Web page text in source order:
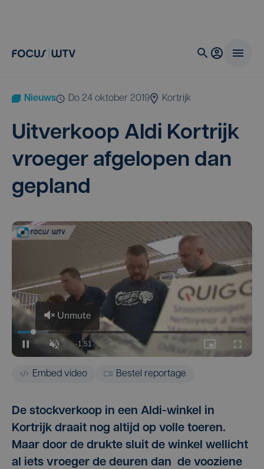
Nieuws do 24 oktober 2019 Kortrijk
Uit­ver­koop Aldi Kort­rijk
vroe­ger afge­lo­pen dan
gepland
Embed video Bestel reportage
De stockverkoop in een Aldi-winkel in
Kortrijk draait nog altijd op volle toeren.
Maar door de drukte sluit de winkel wellicht
al iets vroeger de deuren dan de vooziene